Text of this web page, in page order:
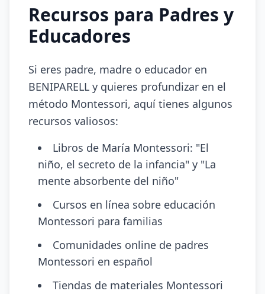
Recursos para Padres y
Educadores
Si eres padre, madre o educador en
BENIPARELL y quieres profundizar en el
método Montessori, aquí tienes algunos
recursos valiosos:
Libros de María Montessori: "El
niño, el secreto de la infancia" y "La
mente absorbente del niño"
Cursos en línea sobre educación
Montessori para familias
Comunidades online de padres
Montessori en español
Tiendas de materiales Montessori